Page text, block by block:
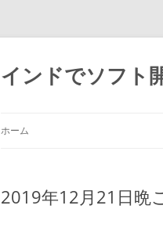
インドでソフト
ホーム
2019年12月21日晩